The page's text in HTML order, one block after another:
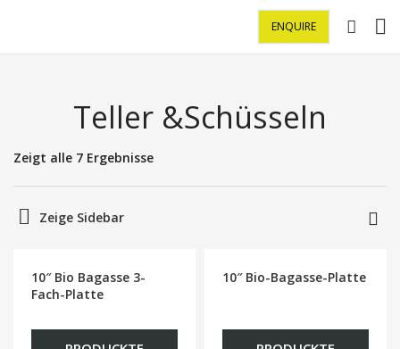
ENQUIRE
Teller &Schüsseln
Zeigt alle 7 Ergebnisse
Zeige Sidebar
10″ Bio Bagasse 3-
Fach-Platte
10″ Bio-Bagasse-Platte